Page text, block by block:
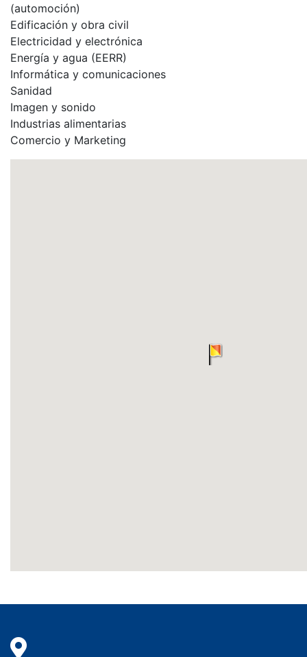
(automoción)
Edificación y obra civil
Electricidad y electrónica
Energía y agua (EERR)
Informática y comunicaciones
Sanidad
Imagen y sonido
Industrias alimentarias
Comercio y Marketing